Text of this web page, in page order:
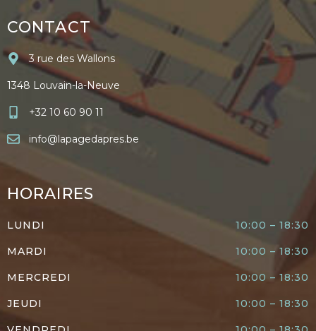
CONTACT
3 rue des Wallons
1348 Louvain-la-Neuve
+32 10 60 90 11
info@lapagedapres.be
HORAIRES
LUNDI
MARDI
MERCREDI
JEUDI
10:00 – 18:30
10:00 – 18:30
10:00 – 18:30
10:00 – 18:30